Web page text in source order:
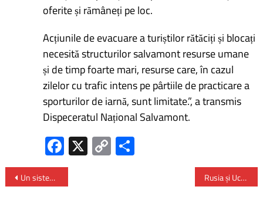
oferite și rămâneți pe loc.
Acțiunile de evacuare a turiștilor rătăciți și blocați
necesită structurilor salvamont resurse umane
și de timp foarte mari, resurse care, în cazul
zilelor cu trafic intens pe pârtiile de practicare a
sporturilor de iarnă, sunt limitate.”, a transmis
Dispeceratul Național Salvamont.
Fa
ce
b
X C
o
Un sistem digital modern bazat pe tehnologia blockchain pentru managementul bonurilor fiscal va fi lansat Rusia și Ucraina – armistițiu temporar pentru reparații la centrala nucleară Zaporojie